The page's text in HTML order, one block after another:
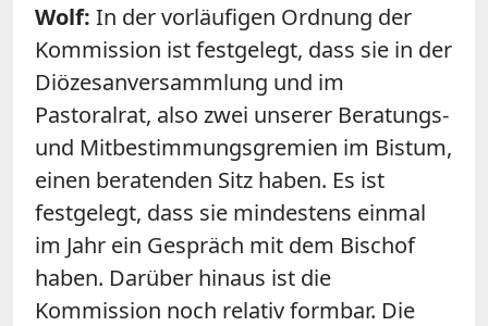
Wolf: In der vorläufigen Ordnung der
Kommission ist festgelegt, dass sie in der
Diözesanversammlung und im
Pastoralrat, also zwei unserer Beratungs-
und Mitbestimmungsgremien im Bistum,
einen beratenden Sitz haben. Es ist
festgelegt, dass sie mindestens einmal
im Jahr ein Gespräch mit dem Bischof
haben. Darüber hinaus ist die
Kommission noch relativ formbar. Die